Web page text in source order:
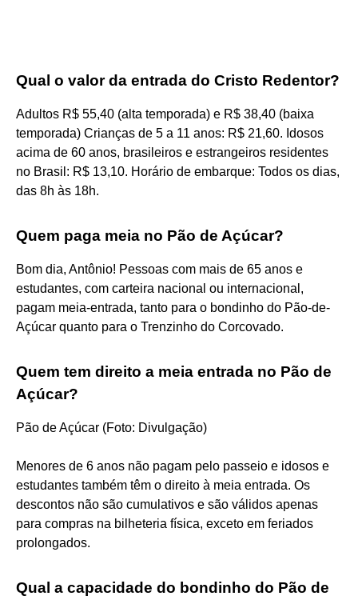
Qual o valor da entrada do Cristo Redentor?
Adultos R$ 55,40 (alta temporada) e R$ 38,40 (baixa
temporada) Crianças de 5 a 11 anos: R$ 21,60. Idosos
acima de 60 anos, brasileiros e estrangeiros residentes
no Brasil: R$ 13,10. Horário de embarque: Todos os dias,
das 8h às 18h.
Quem paga meia no Pão de Açúcar?
Bom dia, Antônio! Pessoas com mais de 65 anos e
estudantes, com carteira nacional ou internacional,
pagam meia-entrada, tanto para o bondinho do Pão-de-
Açúcar quanto para o Trenzinho do Corcovado.
Quem tem direito a meia entrada no Pão de
Açúcar?
Pão de Açúcar (Foto: Divulgação)
Menores de 6 anos não pagam pelo passeio e idosos e
estudantes também têm o direito à meia entrada. Os
descontos não são cumulativos e são válidos apenas
para compras na bilheteria física, exceto em feriados
prolongados.
Qual a capacidade do bondinho do Pão de